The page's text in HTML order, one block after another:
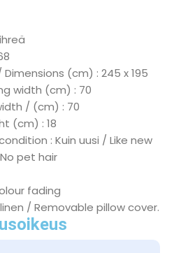
(cm) : 245 x 195
width (cm) : 70
/ (cm) : 70
(cm) : 18
: Kuin uusi / Like new
pet hair
fading
/ Removable pillow cover.